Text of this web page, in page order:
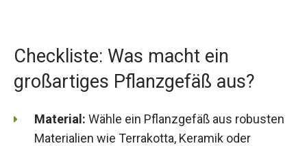
Checkliste: Was macht ein
großartiges Pflanzgefäß aus?
Material: Wähle ein Pflanzgefäß aus robusten
Materialien wie Terrakotta, Keramik oder